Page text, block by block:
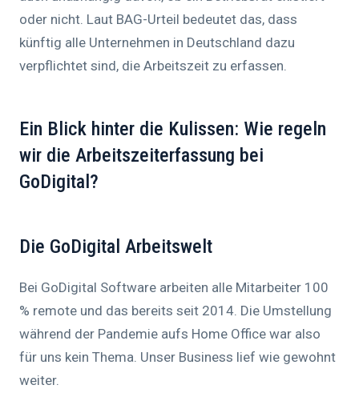
oder nicht. Laut BAG-Urteil bedeutet das, dass
künftig alle Unternehmen in Deutschland dazu
verpflichtet sind, die Arbeitszeit zu erfassen.
Ein Blick hinter die Kulissen: Wie regeln
wir die Arbeitszeiterfassung bei
GoDigital?
Die GoDigital Arbeitswelt
Bei GoDigital Software arbeiten alle Mitarbeiter 100
% remote und das bereits seit 2014. Die Umstellung
während der Pandemie aufs Home Office war also
für uns kein Thema. Unser Business lief wie gewohnt
weiter.